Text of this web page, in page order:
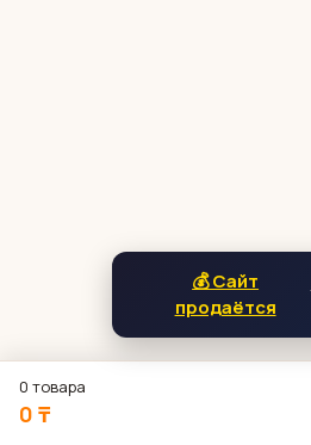
💰 Сайт
продаётся
0 товара
0 ₸